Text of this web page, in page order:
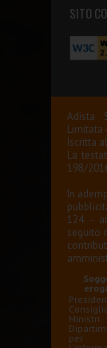
SITO
Adista
Limitata
Iscritta
La
198/
In
124 -
seguito
Ministri
per